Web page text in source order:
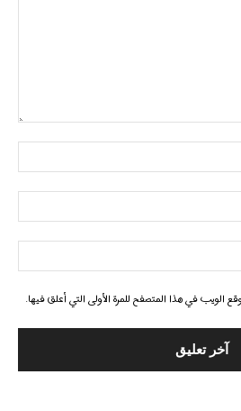
الويب في هذا المتصفح للمرة الأولى التي أعلق فيها.